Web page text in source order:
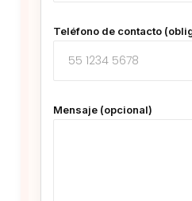
Teléfono de contacto
Mensaje (opcional)